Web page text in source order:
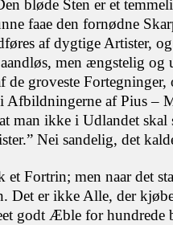
bløde Sten er et
faae den fornødne
af dygtige Artister,
men ængstelig
de groveste
Afbildningerne af Pius –
man ikke i Udlandet skal
Nei sandelig, det
Fortrin; men naar det
Det er ikke Alle, der
godt Æble for hundrede